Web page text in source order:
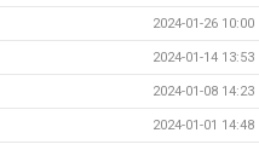
2024-01-26 10:00
2024-01-14 13:53
2024-01-08 14:23
2024-01-01 14:48